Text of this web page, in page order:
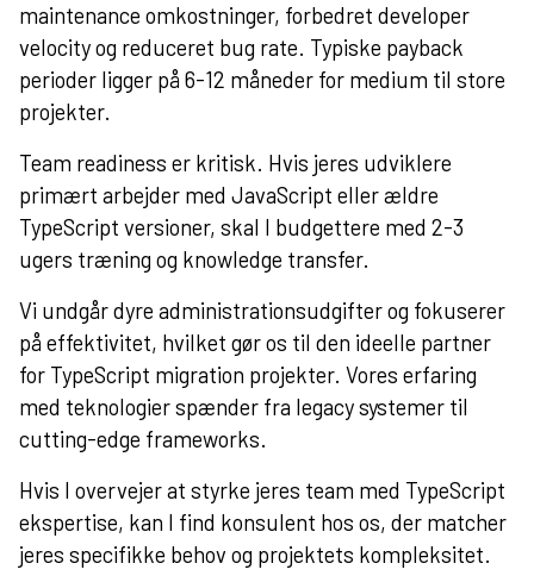
maintenance omkostninger, forbedret developer
velocity og reduceret bug rate. Typiske payback
perioder ligger på 6-12 måneder for medium til store
projekter.
Team readiness er kritisk. Hvis jeres udviklere
primært arbejder med JavaScript eller ældre
TypeScript versioner, skal I budgettere med 2-3
ugers træning og knowledge transfer.
Vi undgår dyre administrationsudgifter og fokuserer
på effektivitet, hvilket gør os til den ideelle partner
for TypeScript migration projekter. Vores erfaring
med teknologierspænder fra legacy systemer til
cutting-edge frameworks.
Hvis I overvejer at styrke jeres team med TypeScript
ekspertise, kan I find konsulent hos os, der matcher
jeres specifikke behov og projektets kompleksitet.